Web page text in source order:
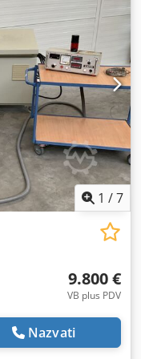
1 /7
9.800 €
VB plus PDV
Nazvati